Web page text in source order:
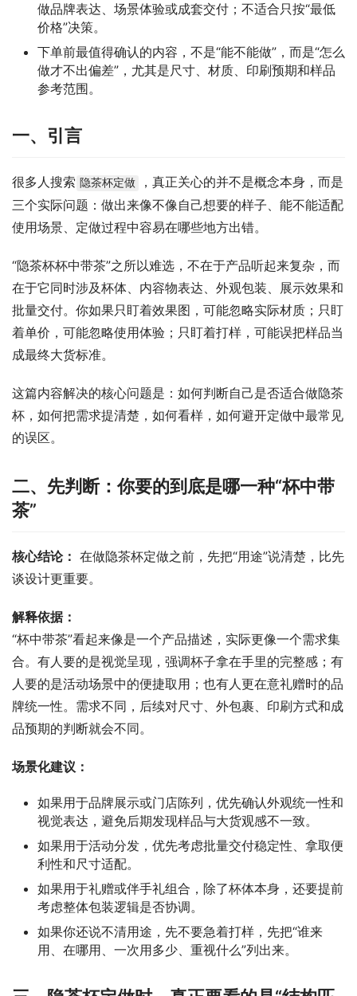
做品牌表达、场景体验或成套交付；不适合只按“最低
价格”决策。
下单前最值得确认的内容，不是“能不能做”，而是“怎么
做才不出偏差”，尤其是尺寸、材质、印刷预期和样品
参考范围。
一、引言
很多人搜索 隐茶杯定做
，真正关心的并不是概念本身，而是
三个实际问题：做出来像不像自己想要的样子、能不能适配
使用场景、定做过程中容易在哪些地方出错。
“隐茶杯杯中带茶”之所以难选，不在于产品听起来复杂，而
在于它同时涉及杯体、内容物表达、外观包装、展示效果和
批量交付。你如果只盯着效果图，可能忽略实际材质；只盯
着单价，可能忽略使用体验；只盯着打样，可能误把样品当
成最终大货标准。
这篇内容解决的核心问题是：如何判断自己是否适合做隐茶
杯，如何把需求提清楚，如何看样，如何避开定做中最常见
的误区。
二、先判断：你要的到底是哪一种“杯中带
茶”
核心结论： 在做隐茶杯定做之前，先把“用途”说清楚，比先
谈设计更重要。
解释依据：
“杯中带茶”看起来像是一个产品描述，实际更像一个需求集
合。有人要的是视觉呈现，强调杯子拿在手里的完整感；有
人要的是活动场景中的便捷取用；也有人更在意礼赠时的品
牌统一性。需求不同，后续对尺寸、外包裹、印刷方式和成
品预期的判断就会不同。
场景化建议：
如果用于品牌展示或门店陈列，优先确认外观统一性和
视觉表达，避免后期发现样品与大货观感不一致。
如果用于活动分发，优先考虑批量交付稳定性、拿取便
利性和尺寸适配。
如果用于礼赠或伴手礼组合，除了杯体本身，还要提前
考虑整体包装逻辑是否协调。
如果你还说不清用途，先不要急着打样，先把“谁来
用、在哪用、一次用多少、重视什么”列出来。